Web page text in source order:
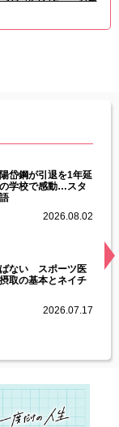
岱鋼が引退を1年延
学校で感動…スタ
2026.08.02
ばない スポーツ医
取の基本とネイチ
2026.07.17